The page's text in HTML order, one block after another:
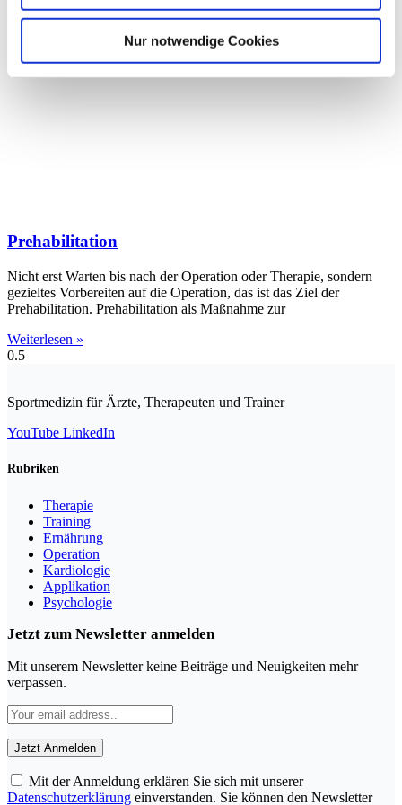
Nur notwendige Cookies
Weiterlesen »
Prehabilitation
Nicht erst Warten bis nach der Operation oder Therapie, sondern
gezieltes Vorbe­reiten auf die Operation, das ist das Ziel der
Prehabilitation. Prehabilitation als Maßnahme zur
Weiterlesen »
Sportmedizin für Ärzte, Therapeuten und Trainer
YouTube LinkedIn
Rubriken
Therapie
Training
Ernährung
Operation
Kardiologie
Applikation
Psychologie
Jetzt zum Newsletter anmelden
Mit unserem Newsletter keine Beiträge und Neuigkeiten mehr
verpassen.
Mit der Anmeldung erklären Sie sich mit unserer
Datenschutzerklärung einverstanden. Sie können den Newsletter